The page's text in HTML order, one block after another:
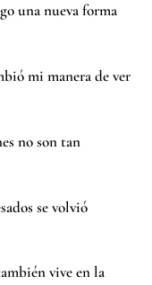
una nueva forma
mi manera de ver
no son tan
se volvió
vive en la